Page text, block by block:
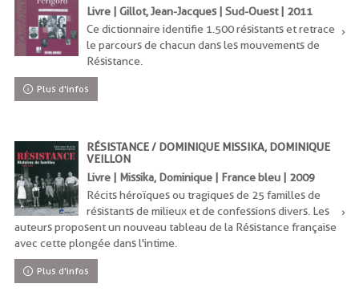
Livre | Gillot, Jean-Jacques | Sud-Ouest | 2011
Ce dictionnaire identifie 1.500 résistants et retrace
le parcours de chacun dans les mouvements de
Résistance.
Plus d'infos
RÉSISTANCE / DOMINIQUE MISSIKA, DOMINIQUE
VEILLON
Livre | Missika, Dominique | France bleu | 2009
Récits héroïques ou tragiques de 25 familles de
résistants de milieux et de confessions divers. Les
auteurs proposent un nouveau tableau de la Résistance française
avec cette plongée dans l'intime.
Plus d'infos